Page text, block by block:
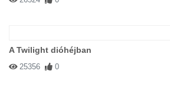
A Twilight dióhéjban
25356 0